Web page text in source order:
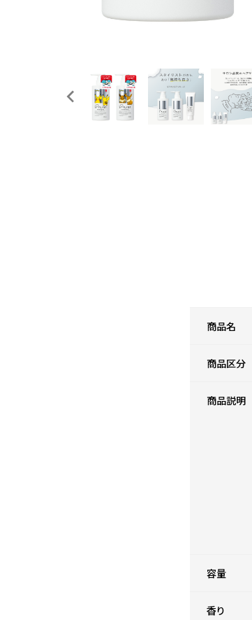
商品名
商品区分
商品説明
容量
香り